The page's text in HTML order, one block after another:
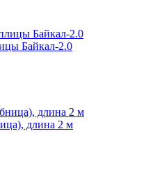
Байкал-2.0
длина 2 м